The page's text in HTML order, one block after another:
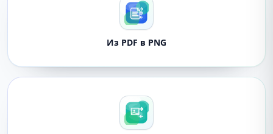
Из PDF в PNG